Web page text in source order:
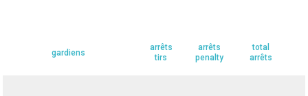
gardiens
arrêts
tirs
arrêts
penalty
total
arrêts